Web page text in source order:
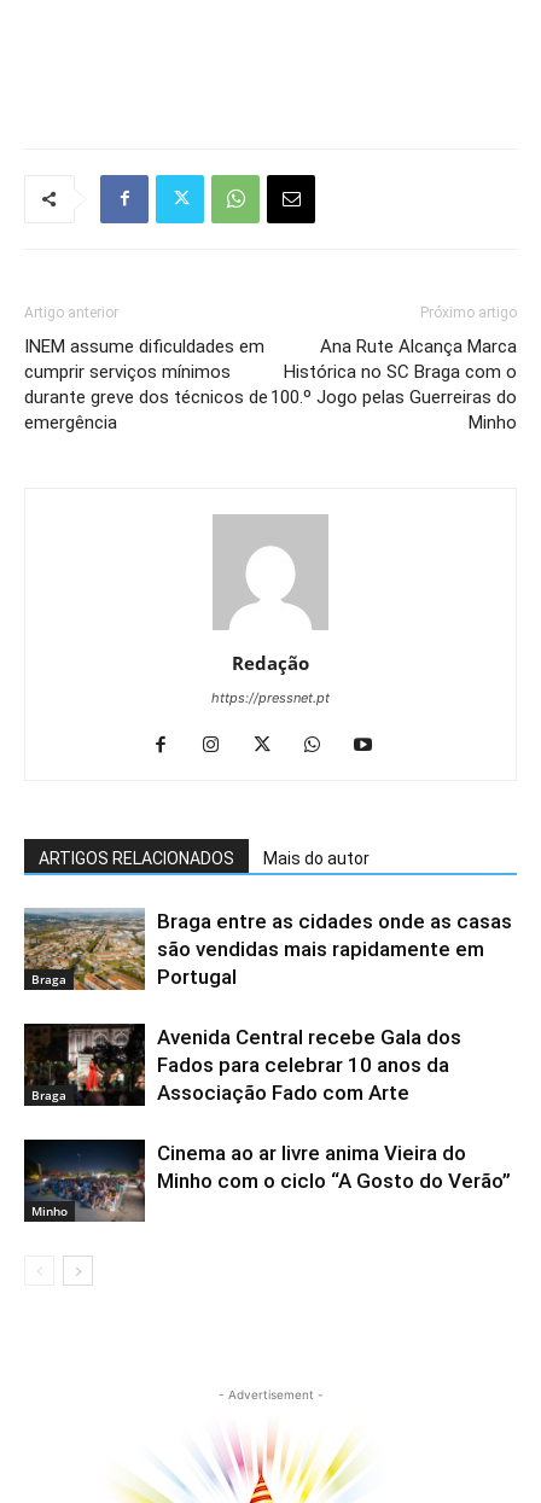
Artigo anterior
INEM assume dificuldades em
cumprir serviços mínimos
durante greve dos técnicos de
emergência
Próximo artigo
Ana Rute Alcança Marca
Histórica no SC Braga com o
100.º Jogo pelas Guerreiras do
Minho
Redação
https://pressnet.pt
ARTIGOS RELACIONADOS Mais do autor
Braga
Braga entre as cidades onde as casas
são vendidas mais rapidamente em
Portugal
Braga
Avenida Central recebe Gala dos
Fados para celebrar 10 anos da
Associação Fado com Arte
Minho
Cinema ao ar livre anima Vieira do
Minho com o ciclo “A Gosto do Verão”
- Advertisement -